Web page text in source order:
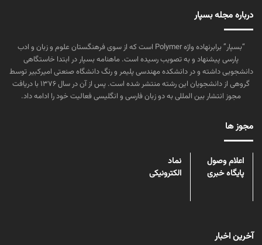
درباره مجله بسپار
“بسپار” برابرنهاده واژه Polymer است که از سوی فرهنگستان علوم و زبان و ادب
پارسی پیشنهاد و به تصویب رسیده است. ماهنامه بسپار در ابتدا خاستگاهی
دانشجویی داشته و در دانشکده مهندسی پلیمر و رنگ دانشگاه صنعتی امیرکبیر توسط
گروهی از دانشجویان این رشته منتشر شده است. پس از آن در سال ۱۳۷۶ با دریافت
مجوز انتشار بین المللی به دو زبان فارسی و انگلیسی فعالیت خود را ادامه داد.
مجوز ها
اعلام وصول
پایگاه خبری
نماد
الکترونیکی
آخرین اخبار